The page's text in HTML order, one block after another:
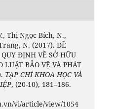
Thị Ngọc Bích, N.,
N. (2017). ĐỀ
ĐỊNH VỀ SỞ HỮU
LUẬT BẢO VỆ VÀ PHÁT
TẠP CHÍ KHOA HỌC VÀ
, (20-10), 181–186.
vi/article/view/1054